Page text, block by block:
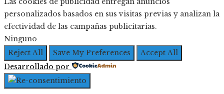
personalizados basados en sus visitas previas y analizan la
efectividad de las campañas publicitarias.
Ninguno
Reject All
Save My Preferences
Accept All
Desarrollado por